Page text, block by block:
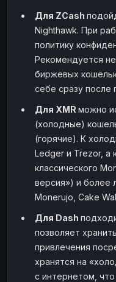
Для ZCash
Nighthawk. При
политику
Рекомендуется
биржевых
себе сразу после
Для XMR можно
(холодные)
(горячие). К
Ledger и Trezor, а
классического
версия») и более
Monerujo, Cake
Для Dash
позволяет
привлечения
хранятся на
с интернетом,